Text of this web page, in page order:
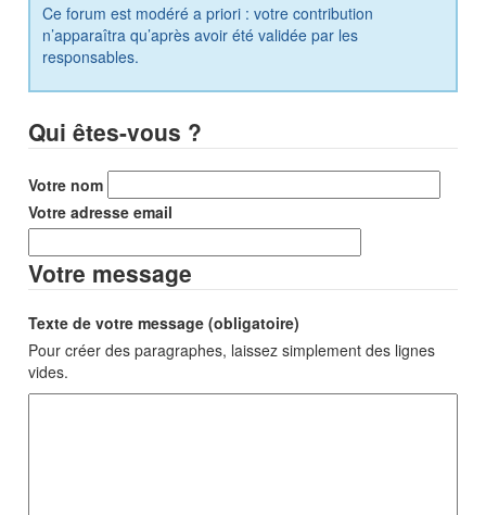
Ce forum est modéré a priori : votre contribution
n’apparaîtra qu’après avoir été validée par les
responsables.
Qui êtes-vous ?
Votre nom
Votre adresse email
Votre message
Texte de votre message (obligatoire)
Pour créer des paragraphes, laissez simplement des lignes
vides.